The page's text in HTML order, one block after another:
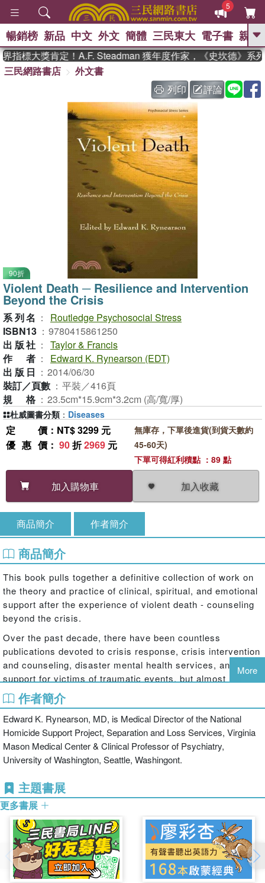
5
GO
、 如果歷史是一群喵 、 暑期
國際布克獎 臺灣漫遊錄 、 方
念華 、 台灣的李登輝時代
孩：黎曼猜想 、 偉大的迷走神經
暢銷榜 新品 中文 外文 簡體 三民東大 電子書 親子
標大獎肯定！A.F. Steadman 獲年度作家，《史坎德》系列
三民網路書店
外文書
列印
評論
90折
Violent Death ─ Resilience and Intervention
Beyond the Crisis
系列名 ：
Routledge Psychosocial Stress
ISBN13 ： 9780415861250
出版社 ： Taylor & Francis
作者 ：
Edward K. Rynearson (EDT)
出版日 ： 2014/06/30
裝訂／頁數 ： 平裝／416頁
規格 ： 23.5cm*15.9cm*3.2cm (高/寬/厚)
定價 ：NT$ 3299 元
優惠價 ： 90折2969 元
加入購物車 加入收藏
無庫存，下單後進貨(到貨天數約
45-60天)
下單可得紅利積點 ：89 點
杜威圖書分類 ： Diseases
商品簡介 作者簡介
商品簡介
This book pulls together a definitive collection of work on
the theory and practice of clinical, spiritual, and emotional
support after the experience of violent death - counseling
beyond the crisis.
Over the past decade, there have been countless
publications devoted to crisis response, crisis intervention
and counseling, disaster mental health services, and
support for victims of traumatic events, but almost none
devoted to the response planning and community care for
those individuals who continue to struggle with trauma and
grief issues for more than a few months after a violent
death. The chapters in this volume, written by national and
international experts in the field, provide the reader with
the theoretical and clinical bases necessary for planning
the needs of survivors, witnesses, family and community
members of violent death.
More
作者簡介
Edward K. Rynearson, MD, is Medical Director of the National
Homicide Support Project, Separation and Loss Services, Virginia
Mason Medical Center & Clinical Professor of Psychiatry,
University of Washington, Seattle, Washingont.
主題書展
更多書展